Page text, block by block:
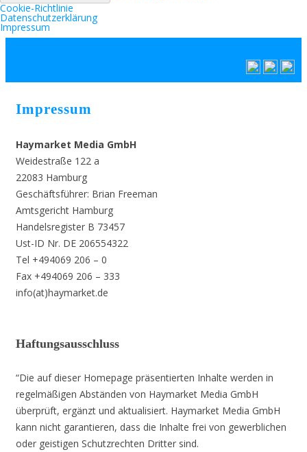
Cookie-Richtlinie
Datenschutzerklärung
Impressum
Impressum
Haymarket Media GmbH
Weidestraße 122 a
22083 Hamburg
Geschäftsführer: Brian Freeman
Amtsgericht Hamburg
Handelsregister B 73457
Ust-ID Nr. DE 206554322
Tel +494069 206 – 0
Fax +494069 206 – 333
info(at)haymarket.de
Haftungsausschluss
“Die auf dieser Homepage präsentierten Inhalte werden in
regelmäßigen Abständen von Haymarket Media GmbH
überprüft, ergänzt und aktualisiert. Haymarket Media GmbH
kann nicht garantieren, dass die Inhalte frei von gewerblichen
oder geistigen Schutzrechten Dritter sind.